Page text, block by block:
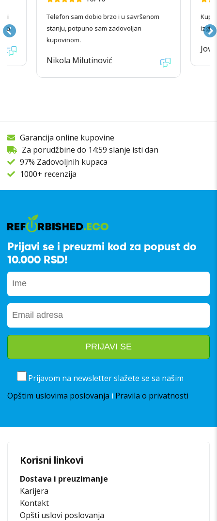
Telefon sam dobio brzo i u savršenom
stanju, potpuno sam zadovoljan
kupovinom.
Nikola Milutinović
Garancija online kupovine
Za porudžbine do 14:59 slanje isti dan
97% Zadovoljnih kupaca
1000+ recenzija
Prijavi se i preuzmi kod za popust do
10.000 RSD!
Prijavom na newsletter slažete se sa našim
Opštim uslovima poslovanja i Pravila o privatnosti
Korisni linkovi
Dostava i preuzimanje
Karijera
Kontakt
Opšti uslovi poslovanja